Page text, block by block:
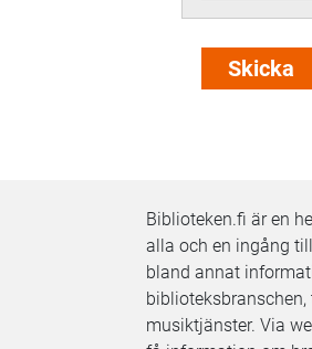
Biblioteken.fi är en
alla och en ingång
bland annat
musiktjänster. Via